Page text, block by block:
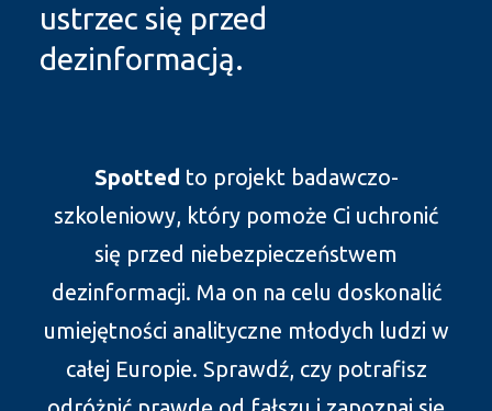
ustrzec się przed
dezinformacją.
Spotted to projekt badawczo-
szkoleniowy, który pomoże Ci uchronić
się przed niebezpieczeństwem
dezinformacji. Ma on na celu doskonalić
umiejętności analityczne młodych ludzi w
całej Europie. Sprawdź, czy potrafisz